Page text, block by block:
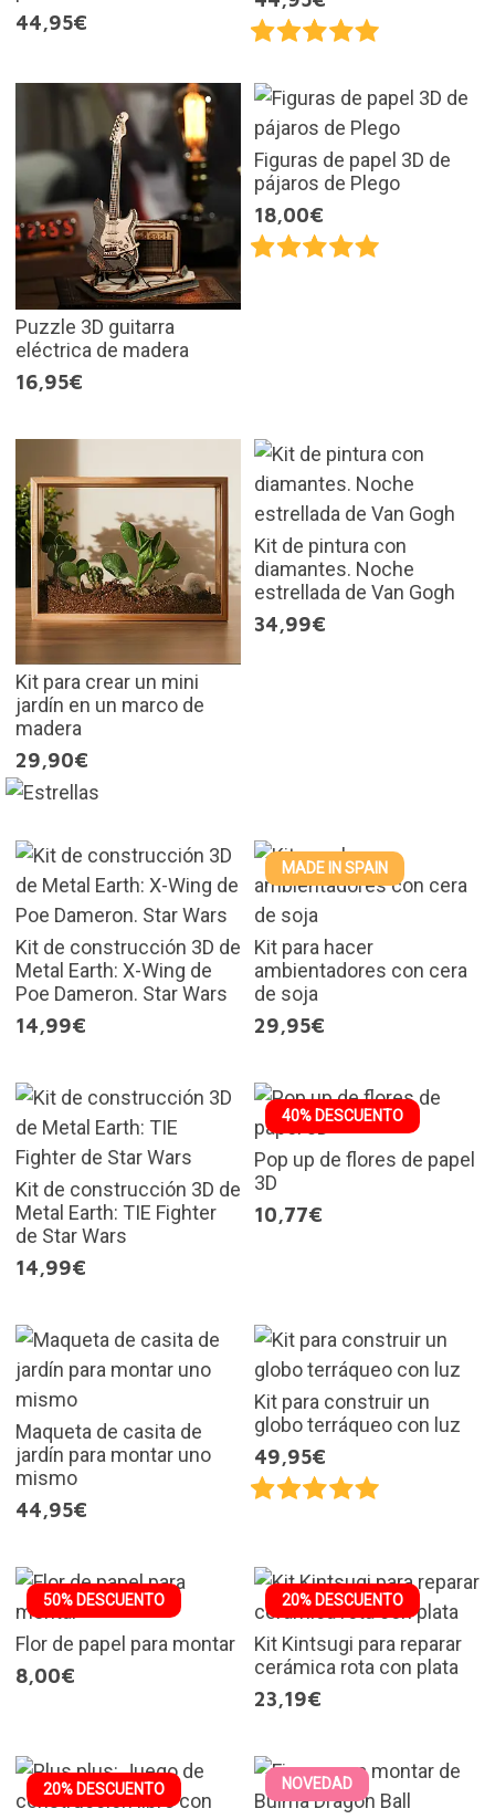
44,95€
Puzzle 3D guitarra
eléctrica de madera
16,95€
Figuras de papel 3D de
pájaros de Plego
18,00€
Kit para crear un mini
jardín en un marco de
madera
29,90€
Kit de pintura con
diamantes. Noche
estrellada de Van Gogh
34,99€
Kit de construcción 3D de
Metal Earth: X-Wing de
Poe Dameron. Star Wars
14,99€
MADE IN SPAIN
Kit para hacer
ambientadores con cera
de soja
29,95€
Kit de construcción 3D de
Metal Earth: TIE Fighter
de Star Wars
14,99€
40% DESCUENTO
Pop up de flores de papel
3D
10,77€
Maqueta de casita de
jardín para montar uno
mismo
44,95€
Kit para construir un
globo terráqueo con luz
49,95€
50% DESCUENTO
Flor de papel para montar
8,00€
20% DESCUENTO
Kit Kintsugi para reparar
cerámica rota con plata
23,19€
20% DESCUENTO NOVEDAD